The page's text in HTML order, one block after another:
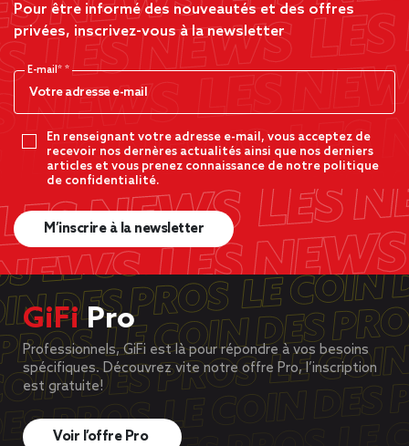
Pour être informé des nouveautés et des offres
privées, inscrivez-vous à la newsletter
E-mail*
En renseignant votre adresse e-mail, vous acceptez de
recevoir nos dernères actualités ainsi que nos derniers
articles et vous prenez connaissance de notre politique
de confidentialité.
M’inscrire à la newsletter
GiFiPro
Professionnels, GiFi est là pour répondre à vos besoins
spécifiques. Découvrez vite notre offre Pro, l’inscription
est gratuite!
Voir l’offre Pro